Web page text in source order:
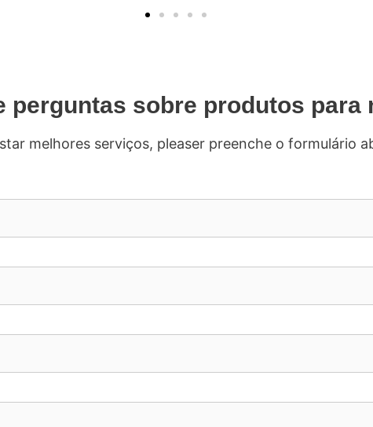
perguntas sobre produtos para
melhores serviços, pleaser preenche o formulário